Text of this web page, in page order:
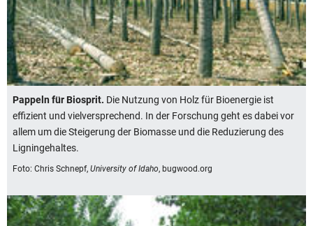
Pappeln für Biosprit. Die Nutzung von Holz für Bioenergie ist
effizient und vielversprechend. In der Forschung geht es dabei vor
allem um die Steigerung der Biomasse und die Reduzierung des
Ligningehaltes.
Foto: Chris Schnepf, University of Idaho, bugwood.org